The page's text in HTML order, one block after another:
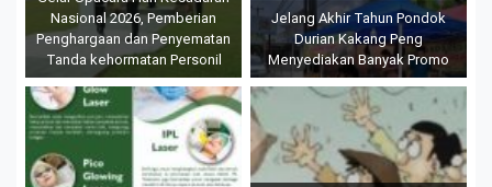
Nasional 2026, Pemberian
Penghargaan dan Penyematan
Tanda kehormatan Personil
Jelang Akhir Tahun Pondok
Durian Kakang Peng
Menyediakan Banyak Promo